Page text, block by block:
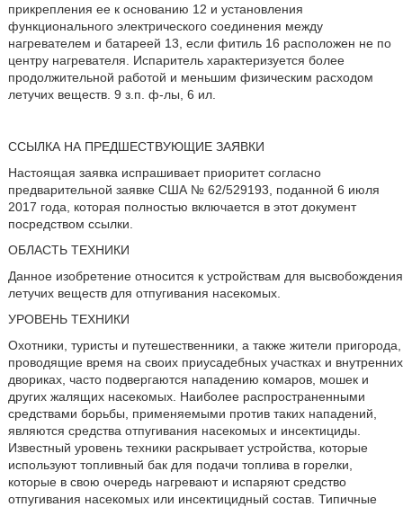
прикрепления ее к основанию 12 и установления
функционального электрического соединения между
нагревателем и батареей 13, если фитиль 16 расположен не по
центру нагревателя. Испаритель характеризуется более
продолжительной работой и меньшим физическим расходом
летучих веществ. 9 з.п. ф-лы, 6 ил.
ССЫЛКА НА ПРЕДШЕСТВУЮЩИЕ ЗАЯВКИ
Настоящая заявка испрашивает приоритет согласно
предварительной заявке США № 62/529193, поданной 6 июля
2017 года, которая полностью включается в этот документ
посредством ссылки.
ОБЛАСТЬ ТЕХНИКИ
Данное изобретение относится к устройствам для высвобождения
летучих веществ для отпугивания насекомых.
УРОВЕНЬ ТЕХНИКИ
Охотники, туристы и путешественники, а также жители пригорода,
проводящие время на своих приусадебных участках и внутренних
двориках, часто подвергаются нападению комаров, мошек и
других жалящих насекомых. Наиболее распространенными
средствами борьбы, применяемыми против таких нападений,
являются средства отпугивания насекомых и инсектициды.
Известный уровень техники раскрывает устройства, которые
используют топливный бак для подачи топлива в горелки,
которые в свою очередь нагревают и испаряют средство
отпугивания насекомых или инсектицидный состав. Типичные